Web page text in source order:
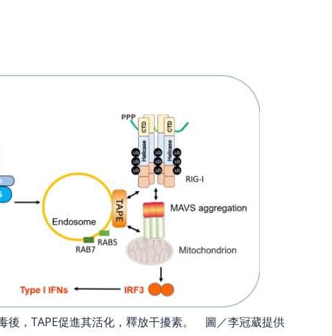
後，TAPE促進其活化，釋放干擾素。 圖／李冠葳提供